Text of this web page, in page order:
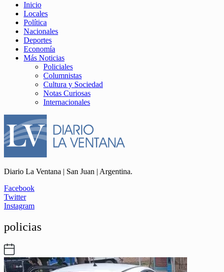
Inicio
Locales
Política
Nacionales
Deportes
Economía
Más Noticias
Policiales
Columnistas
Cultura y Sociedad
Notas Curiosas
Internacionales
Diario La Ventana | San Juan | Argentina.
Facebook
Twitter
Instagram
policias